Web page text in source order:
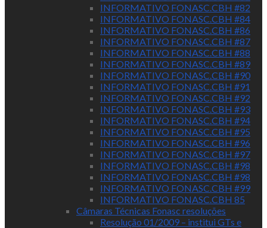
INFORMATIVO FONASC.CBH #82
INFORMATIVO FONASC.CBH #84
INFORMATIVO FONASC.CBH #86
INFORMATIVO FONASC.CBH #87
INFORMATIVO FONASC.CBH #88
INFORMATIVO FONASC.CBH #89
INFORMATIVO FONASC.CBH #90
INFORMATIVO FONASC.CBH #91
INFORMATIVO FONASC.CBH #92
INFORMATIVO FONASC.CBH #93
INFORMATIVO FONASC.CBH #94
INFORMATIVO FONASC.CBH #95
INFORMATIVO FONASC.CBH #96
INFORMATIVO FONASC.CBH #97
INFORMATIVO FONASC.CBH #98
INFORMATIVO FONASC.CBH #98
INFORMATIVO FONASC.CBH #99
INFORMATIVO FONASC.CBH 85
Câmaras Técnicas Fonasc resoluções
Resolução 01/2009 – institui GTs e